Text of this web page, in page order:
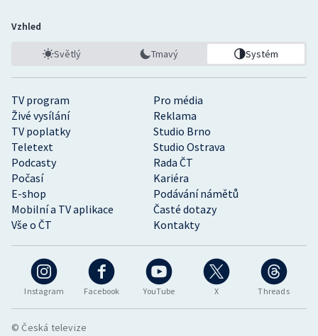
Instagram Facebook YouTube X Threads
TV program
Pro média
Živé vysílání
Reklama
TV poplatky
Studio Brno
Teletext
Studio Ostrava
Podcasty
Rada ČT
Počasí
Kariéra
E-shop
Podávání námětů
Mobilní a TV aplikace
Časté dotazy
Vše o ČT
Kontakty
Vzhled
Světlý Tmavý Systém
© Česká televize